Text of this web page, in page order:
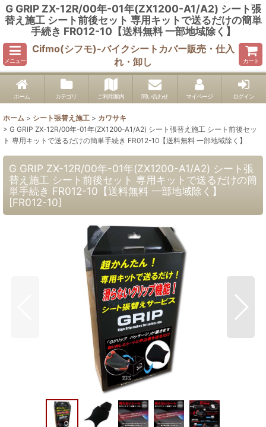
G GRIP ZX-12R/00年-01年(ZX1200-A1/A2) シート張
替え施工 シート前後セット 専用キットで送るだけの簡単
手続き FR012-10【送料無料 一部地域除く】
メニュー
Cifmo(シフモ)-バイクシートカバー販売・仕入
れ・卸し
カート
ホーム カテゴリ ご利用案内 問い合わせ マイページ ログイン
ホーム > シート張替え施工 > カワサキ
> G GRIP ZX-12R/00年-01年(ZX1200-A1/A2) シート張替え施工 シート前後セッ
ト 専用キットで送るだけの簡単手続き FR012-10【送料無料 一部地域除く】
G GRIP ZX-12R/00年-01年(ZX1200-A1/A2) シート張
替え施工 シート前後セット 専用キットで送るだけの簡
単手続き FR012-10【送料無料 一部地域除く】
[FR012-10]